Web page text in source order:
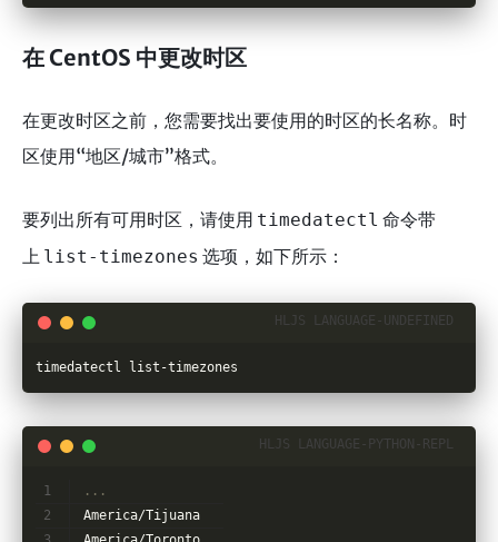
在 CentOS 中更改时区
在更改时区之前，您需要找出要使用的时区的长名称。时
区使用“地区/城市”格式。
要列出所有可用时区，请使用 timedatectl 命令带
上 list-timezones 选项，如下所示：
timedatectl list-timezones
...
America/Tijuana